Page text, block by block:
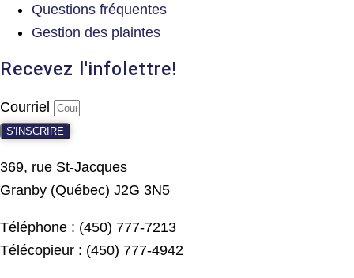
Questions fréquentes
Gestion des plaintes
Recevez l'infolettre!
Courriel
S'INSCRIRE
369, rue St-Jacques
Granby (Québec) J2G 3N5
Téléphone : (450) 777-7213
Télécopieur : (450) 777-4942